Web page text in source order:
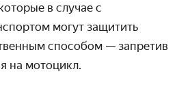
в случае с
могут защитить
способом — запретив
на мотоцикл.